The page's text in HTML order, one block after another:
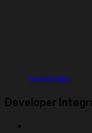
Snowflake
Developer